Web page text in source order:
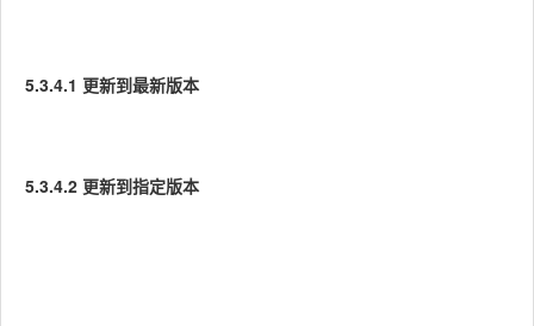
5.3.4.1 更新到最新版本
5.3.4.2 更新到指定版本